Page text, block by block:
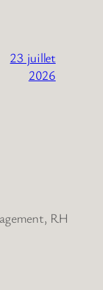
23 juillet
2026
RH